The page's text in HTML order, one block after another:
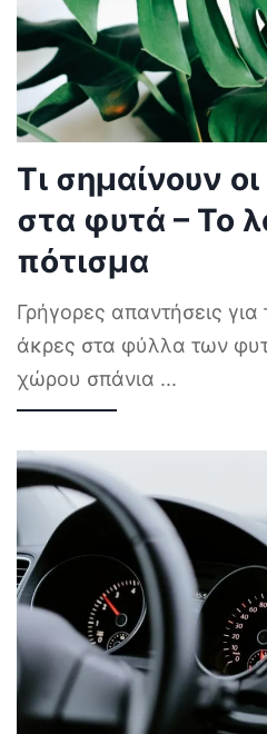
Τι σημαίνουν
στα φυτά – Το
πότισμα
Γρήγορες απαντήσεις
άκρες στα φύλλα των
χώρου σπάνια ...